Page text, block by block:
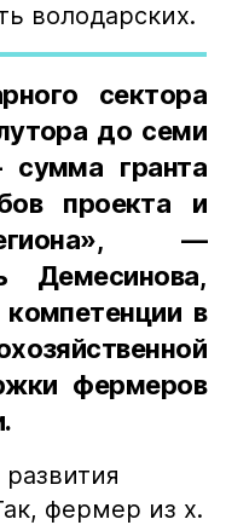
володарских.
сектора
до семи
гранта
проекта и
—
Демесинова,
в
фермеров
фермер из х.